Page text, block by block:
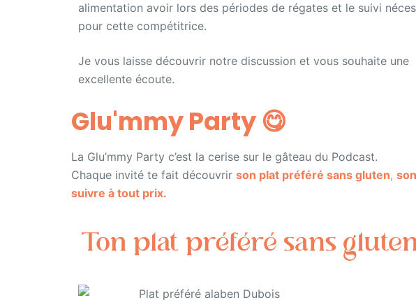
alimentation avoir lors des périodes de régates et le suivi
pour cette compétitrice.
Je vous laisse découvrir notre discussion et vous souhaite une
excellente écoute.
Glu'mmy Party 😋​
La Glu’mmy Party c’est la cerise sur le gâteau du Podcast.
Chaque invité te fait découvrir son plat préféré sans gluten,
suivre à tout prix.